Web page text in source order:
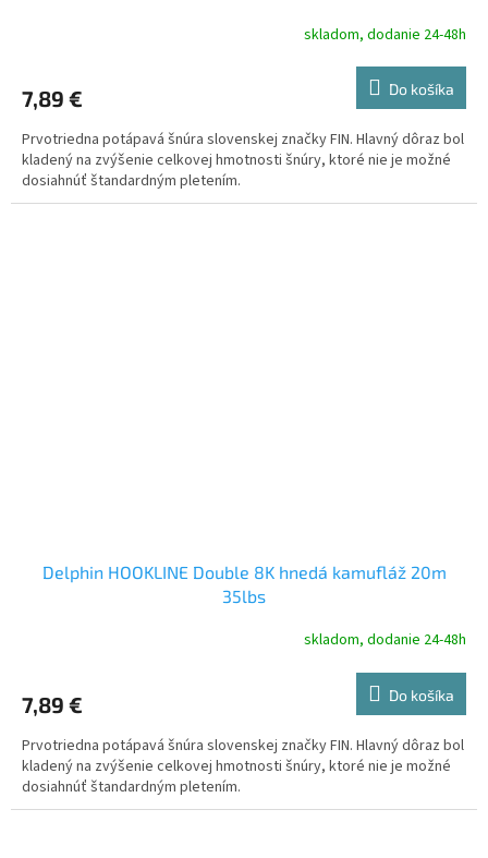
skladom, dodanie 24-48h
7,89 € Do košíka
Prvotriedna potápavá šnúra slovenskej značky FIN. Hlavný dôraz bol
kladený na zvýšenie celkovej hmotnosti šnúry, ktoré nie je možné
dosiahnúť štandardným pletením.
Delphin HOOKLINE Double 8K hnedá kamufláž 20m
35lbs
skladom, dodanie 24-48h
7,89 € Do košíka
Prvotriedna potápavá šnúra slovenskej značky FIN. Hlavný dôraz bol
kladený na zvýšenie celkovej hmotnosti šnúry, ktoré nie je možné
dosiahnúť štandardným pletením.